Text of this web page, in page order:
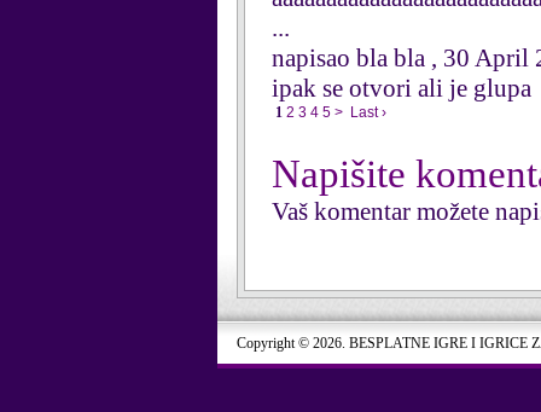
...
napisao bla bla , 30 April
ipak se otvori ali je glupa
1 2 3 4 5 > Last ›
Napišite
Vaš komentar možete
Copyright © 2026. BESPLATNE IGRE I IGRICE